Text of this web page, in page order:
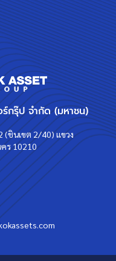
กรุ๊ป จำกัด (มหาชน)
(ชินเขต 2/40) แขวง
ร 10210